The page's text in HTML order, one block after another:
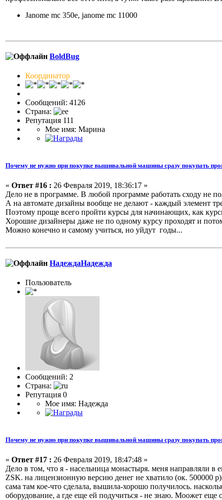
Janome mc 350e, janome mc 11000
BoldBug
Координатор
Сообщений: 4126
Страна:
Репутация 111
Мое имя: Марина
Почему не нужно при покупке вышивальной машины сразу покупать
« Ответ #16 : 26 Февраля 2019, 18:36:17 »
Дело не в программе. В любой программе работать сходу не
А на автомате дизайны вообще не делают - каждый элемент
Поэтому проще всего пройти курсы для начинающих, как
Хорошие дизайнеры даже не по одному курсу проходят и
Можно конечно и самому учиться, но уйдут годы...
НадеждаНадежда
Пользователь
Сообщений: 2
Страна:
Репутация 0
Мое имя: Надежда
Почему не нужно при покупке вышивальной машины сразу покупать
« Ответ #17 : 26 Февраля 2019, 18:47:48 »
Дело в том, что я - насельница монастыря. меня направляли
ZSK. на лицензионную версию денег не хватило (ок. 500000
сама там кое-что сделала, вышила-хорошо получилось.
оборудование, а где еще ей подучиться - не знаю. Моожет